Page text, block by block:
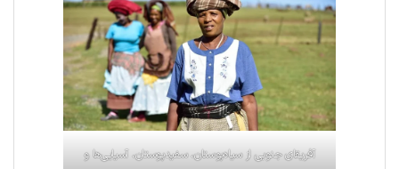
آفریقای جنوبی از سیاه‌پوستان، سفیدپوستان، آسیایی‌ها و